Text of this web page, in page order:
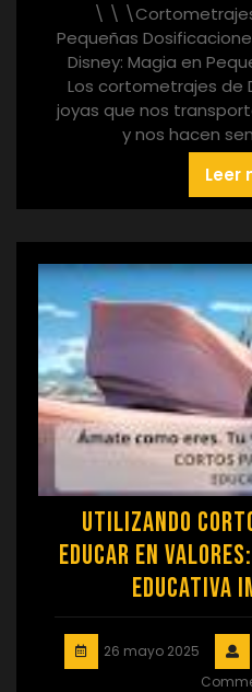
\ \ \Cortometrajes
Pequeñas
Disney: Magia en
Los cortometrajes de
joyas que nos
y nos hacen
Leer
Utilizando
Educar en
Educativa
26 mayo 2025